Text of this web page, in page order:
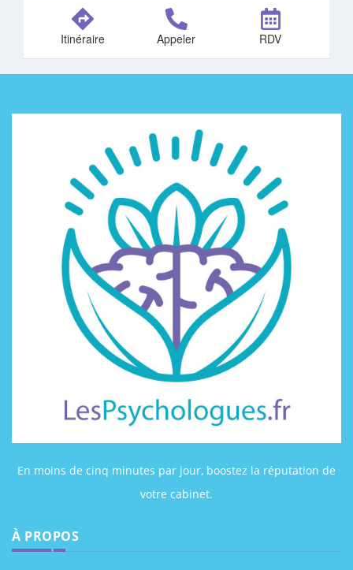
Itinéraire Appeler RDV
En moins de cinq minutes par jour, boostez la réputation de
votre cabinet.
À PROPOS